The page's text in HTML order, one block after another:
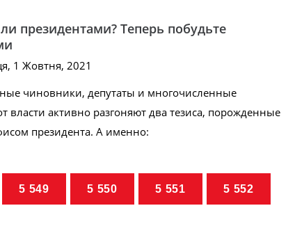
президентами? Теперь побудьте
1 Жовтня, 2021
чиновники, депутаты и многочисленные
власти активно разгоняют два тезиса, порожденные
президента. А именно:
5 549 5 550 5 551 5 552